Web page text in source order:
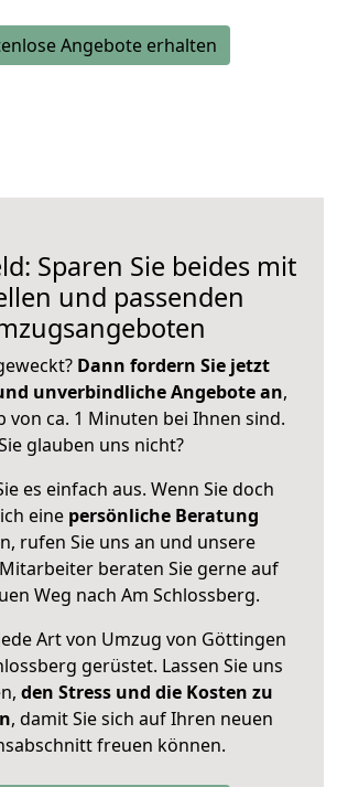
Angebote erhalten
Sparen Sie beides mit
und passenden
Dann fordern Sie jetzt
unverbindliche Angebote an,
von ca. 1 Minuten bei Ihnen sind.
glauben uns nicht?
es einfach aus. Wenn Sie doch
eine persönliche Beratung
rufen Sie uns an und unsere
beraten Sie gerne auf
Weg nach Am Schlossberg.
Art von Umzug von Göttingen
gerüstet. Lassen Sie uns
den Stress und die Kosten zu
, damit Sie sich auf Ihren neuen
freuen können.